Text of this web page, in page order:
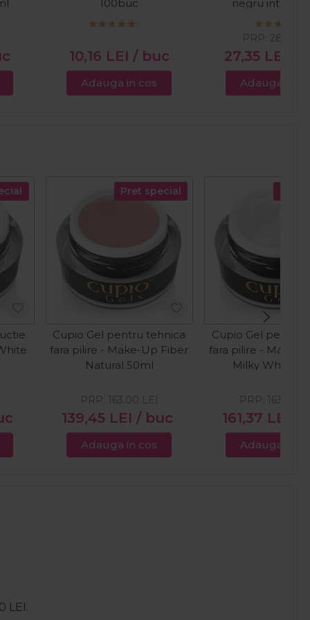
100buc
10,16 LEI / buc
Adauga in cos
negru intens
27,35 LEI
PRP: 28,56
Adauga in
Pret special
Cupio Gel pentru tehnica
fara pilire - Make-Up Fiber
Natural 50ml
139,45 LEI / buc
PRP: 163,00 LEI
Adauga in cos
Cupio Gel pentru
fara pilire - Make-
Milky White
161,37 LEI
PRP: 163,00
Adauga in
LEI.